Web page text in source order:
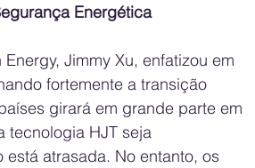
Energética
Jimmy Xu, enfatizou em
fortemente a transição
girará em grande parte em
tecnologia HJT seja
atrasada. No entanto, os